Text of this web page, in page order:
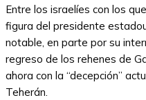
Entre los israelíes con los
figura del presidente
notable, en parte por su
regreso de los rehenes de
ahora con la “decepción”
Teherán.